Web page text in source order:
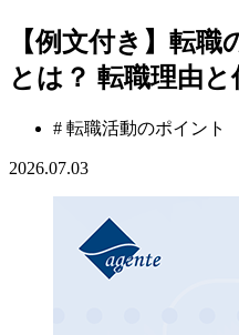
【例文付き】転
とは？ 転職理由と
# 転職活動のポイント
2026.07.03